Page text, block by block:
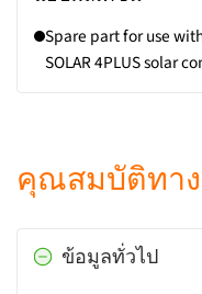
Spare part for use
SOLAR 4PLUS solar
คุณสมบัติทา
ข้อมูลทั่วไป